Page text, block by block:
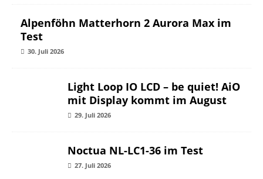
Alpenföhn Matterhorn 2 Aurora Max im
Test
30. Juli 2026
Light Loop IO LCD – be quiet! AiO mit
Display kommt im August
Noctua NL-LC1-36 im Test
27. Juli 2026